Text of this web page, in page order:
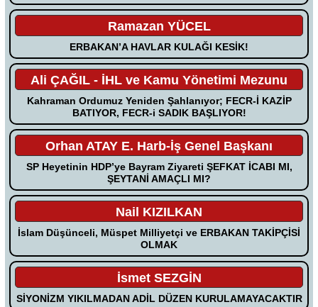
Ramazan YÜCEL
ERBAKAN’A HAVLAR KULAĞI KESİK!
Ali ÇAĞIL - İHL ve Kamu Yönetimi Mezunu
Kahraman Ordumuz Yeniden Şahlanıyor; FECR-İ KAZİP
BATIYOR, FECR-i SADIK BAŞLIYOR!
Orhan ATAY E. Harb-İş Genel Başkanı
SP Heyetinin HDP’ye Bayram Ziyareti ŞEFKAT İCABI MI,
ŞEYTANİ AMAÇLI MI?
Nail KIZILKAN
İslam Düşünceli, Müspet Milliyetçi ve ERBAKAN TAKİPÇİSİ
OLMAK
İsmet SEZGİN
SİYONİZM YIKILMADAN ADİL DÜZEN KURULAMAYACAKTIR